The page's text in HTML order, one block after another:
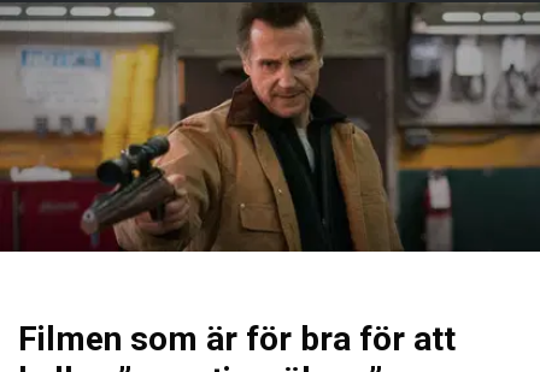
Filmen som är för bra för att